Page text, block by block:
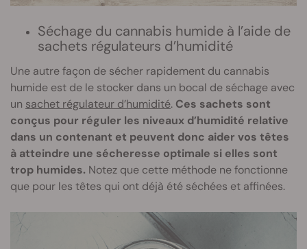
Séchage du cannabis humide à l’aide de
sachets régulateurs d’humidité
Une autre façon de sécher rapidement du cannabis
humide est de le stocker dans un bocal de séchage avec
un sachet régulateur d’humidité. Ces sachets sont
conçus pour réguler les niveaux d’humidité relative
dans un contenant et peuvent donc aider vos têtes
à atteindre une sécheresse optimale si elles sont
trop humides. Notez que cette méthode ne fonctionne
que pour les têtes qui ont déjà été séchées et affinées.